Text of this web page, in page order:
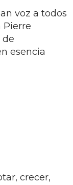
voz a todos
Pierre
de
esencia
crecer,